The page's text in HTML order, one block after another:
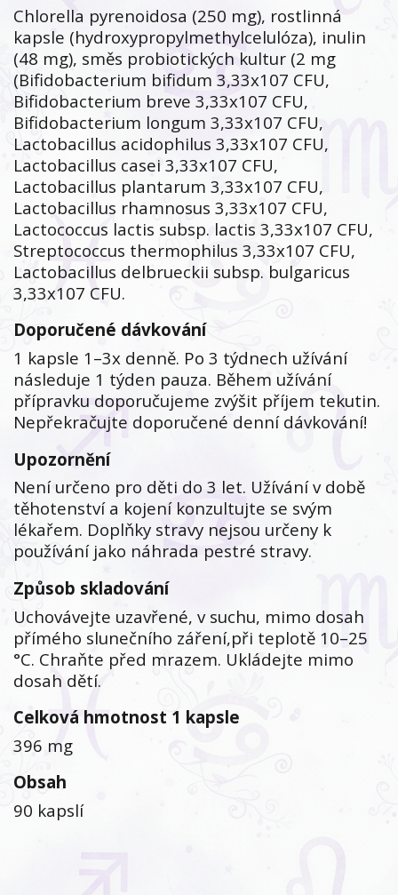
Chlorella pyrenoidosa (250 mg), rostlinná
kapsle (hydroxypropylmethylcelulóza), inulin
(48 mg), směs probiotických kultur (2 mg
(Bifidobacterium bifidum 3,33x107 CFU,
Bifidobacterium breve 3,33x107 CFU,
Bifidobacterium longum 3,33x107 CFU,
Lactobacillus acidophilus 3,33x107 CFU,
Lactobacillus casei 3,33x107 CFU,
Lactobacillus plantarum 3,33x107 CFU,
Lactobacillus rhamnosus 3,33x107 CFU,
Lactococcus lactis subsp. lactis 3,33x107 CFU,
Streptococcus thermophilus 3,33x107 CFU,
Lactobacillus delbrueckii subsp. bulgaricus
3,33x107 CFU.
Doporučené dávkování
1 kapsle 1–3x denně. Po 3 týdnech užívání
následuje 1 týden pauza. Během užívání
přípravku doporučujeme zvýšit příjem tekutin.
Nepřekračujte doporučené denní dávkování!
Upozornění
Není určeno pro děti do 3 let. Užívání v době
těhotenství a kojení konzultujte se svým
lékařem. Doplňky stravy nejsou určeny k
používání jako náhrada pestré stravy.
Způsob skladování
Uchovávejte uzavřené, v suchu, mimo dosah
přímého slunečního záření,při teplotě 10–25
°C. Chraňte před mrazem. Ukládejte mimo
dosah dětí.
Celková hmotnost 1 kapsle
396 mg
Obsah
90 kapslí